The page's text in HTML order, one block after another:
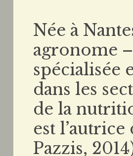
Née à
agronome
spécialisée
dans les
de la
est l’autrice
Pazzis,